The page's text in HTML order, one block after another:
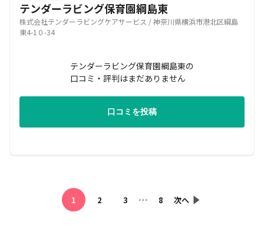
テンダーラビング保育園綱島東
株式会社テンダーラビングケアサービス / 神奈川県横浜市港北区綱島
東4-1０-34
テンダーラビング保育園綱島東の
口コミ・評判はまだありません
口コミを投稿
1 2 3 … 8 次へ